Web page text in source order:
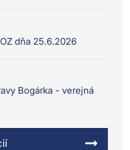
dňa 25.6.2026
Bogárka - verejná